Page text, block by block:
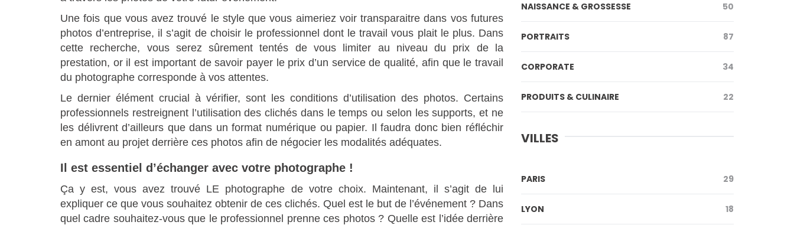
Une fois que vous avez trouvé le style que vous aimeriez voir transparaitre dans vos futures
photos d’entreprise, il s’agit de choisir le professionnel dont le travail vous plait le plus. Dans
cette recherche, vous serez sûrement tentés de vous limiter au niveau du prix de la
prestation, or il est important de savoir payer le prix d’un service de qualité, afin que le travail
du photographe corresponde à vos attentes.
Le dernier élément crucial à vérifier, sont les conditions d’utilisation des photos. Certains
professionnels restreignent l’utilisation des clichés dans le temps ou selon les supports, et ne
les délivrent d’ailleurs que dans un format numérique ou papier. Il faudra donc bien réfléchir
en amont au projet derrière ces photos afin de négocier les modalités adéquates.
Il est essentiel d’échanger avec votre photographe !
Ça y est, vous avez trouvé LE photographe de votre choix. Maintenant, il s’agit de lui
expliquer ce que vous souhaitez obtenir de ces clichés. Quel est le but de l’événement ? Dans
quel cadre souhaitez-vous que le professionnel prenne ces photos ? Quelle est l’idée derrière
NAISSANCE & GROSSESSE 50
PORTRAITS 87
CORPORATE 34
PRODUITS & CULINAIRE 22
VILLES
PARIS 29
LYON 18